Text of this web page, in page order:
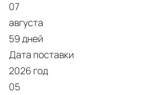
07
августа
59 дней
Дата поставки
2026 год
05